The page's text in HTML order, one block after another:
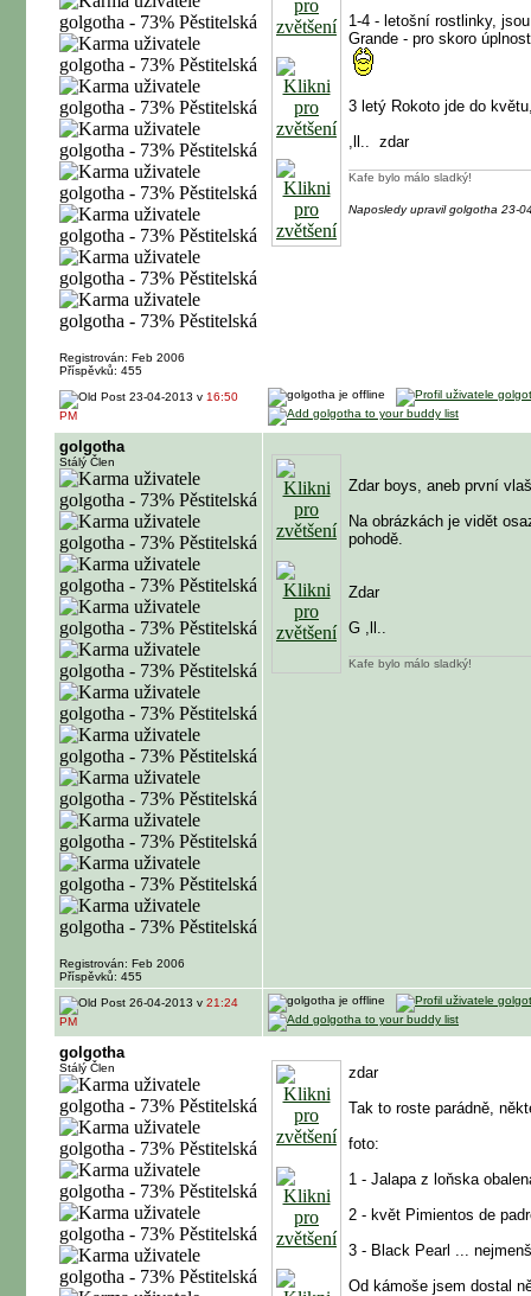
Registrován: Feb 2006
Příspěvků: 455
1-4 - letošní rostlinky,
Grande - pro skoro
3 letý Rokoto jde do
,ll.. zdar
Kafe bylo málo sladký!
Naposledy upravil golgotha 23-
23-04-2013 v 16:50
PM
golgotha
Stálý Člen
Registrován: Feb 2006
Příspěvků: 455
Zdar boys, aneb první
Na obrázkách je vidět
pohodě.
Zdar
G ,ll..
Kafe bylo málo sladký!
26-04-2013 v 21:24
PM
golgotha
Stálý Člen
zdar
Tak to roste parádně,
foto:
1 - Jalapa z loňska
2 - květ Pimientos de
3 - Black Pearl ...
Od kámoše jsem dostal